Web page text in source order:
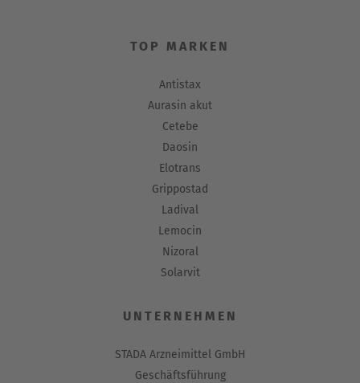
TOP MARKEN
Antistax
Aurasin akut
Cetebe
Daosin
Elotrans
Grippostad
Ladival
Lemocin
Nizoral
Solarvit
UNTERNEHMEN
STADA Arzneimittel GmbH
Geschäftsführung